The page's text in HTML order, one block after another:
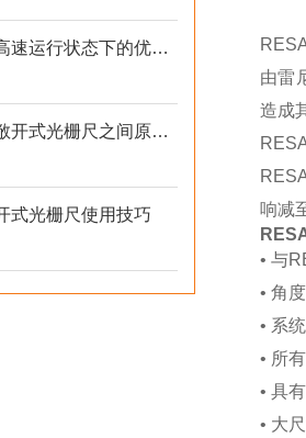
敞开式光栅尺在高速运行状态下的优势与应用
封闭式光栅尺和敞开式光栅尺之间原理区别及应用场合
式光栅尺使用技巧
由雷
造成
响减
• 与
• 角
• 系
• 所
• 具
• 大